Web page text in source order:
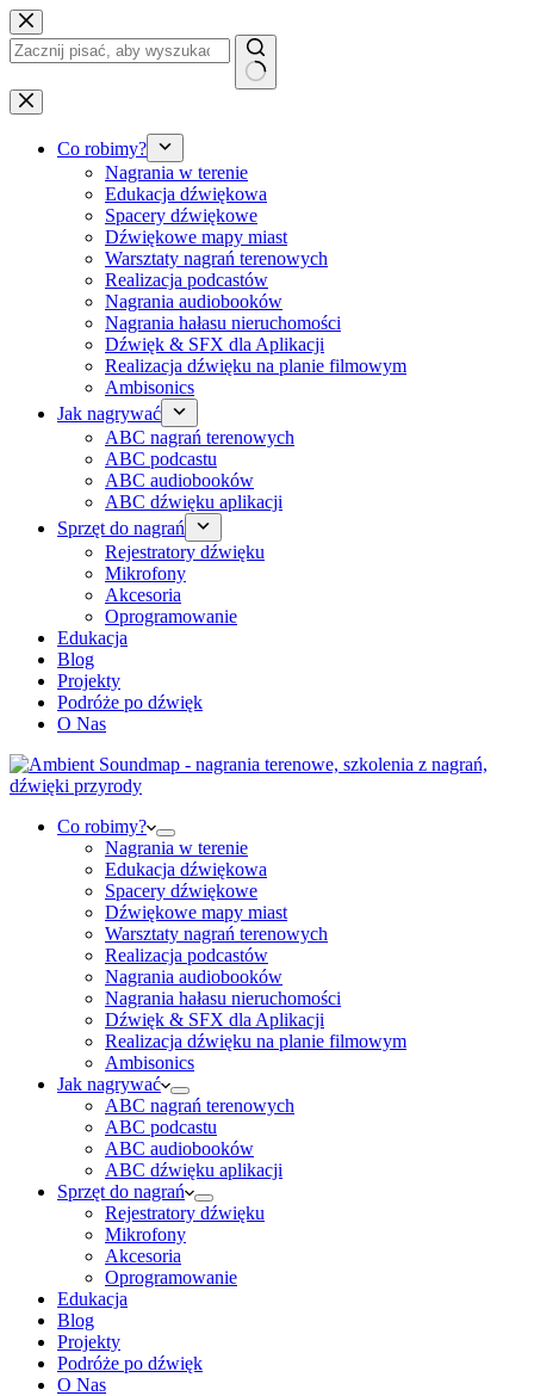
Przejdź
do
treści
Brak
wyników
Co robimy?
Nagrania w terenie
Edukacja dźwiękowa
Spacery dźwiękowe
Dźwiękowe mapy miast
Warsztaty nagrań terenowych
Realizacja podcastów
Nagrania audiobooków
Nagrania hałasu nieruchomości
Dźwięk & SFX dla Aplikacji
Realizacja dźwięku na planie filmowym
Ambisonics
Jak nagrywać
ABC nagrań terenowych
ABC podcastu
ABC audiobooków
ABC dźwięku aplikacji
Sprzęt do nagrań
Rejestratory dźwięku
Mikrofony
Akcesoria
Oprogramowanie
Edukacja
Blog
Projekty
Podróże po dźwięk
O Nas
Co robimy?
Nagrania w terenie
Edukacja dźwiękowa
Spacery dźwiękowe
Dźwiękowe mapy miast
Warsztaty nagrań terenowych
Realizacja podcastów
Nagrania audiobooków
Nagrania hałasu nieruchomości
Dźwięk & SFX dla Aplikacji
Realizacja dźwięku na planie filmowym
Ambisonics
Jak nagrywać
ABC nagrań terenowych
ABC podcastu
ABC audiobooków
ABC dźwięku aplikacji
Sprzęt do nagrań
Rejestratory dźwięku
Mikrofony
Akcesoria
Oprogramowanie
Edukacja
Blog
Projekty
Podróże po dźwięk
O Nas